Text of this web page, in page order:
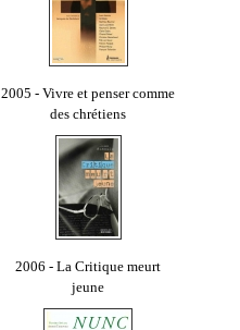
2005 - Vivre et penser comme
des chrétiens
2006 - La Critique meurt
jeune